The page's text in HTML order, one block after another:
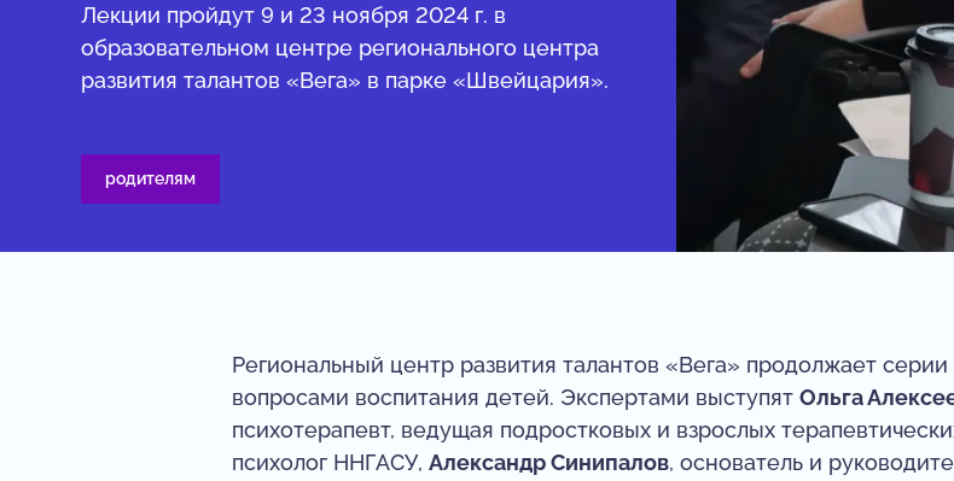
Лекции пройдут 9 и 23 ноября 2024 г. в
образовательном центре регионального центра
развития талантов «Вега» в парке «Швейцария».
родителям
Региональный центр развития талантов «Вега» продолжает
вопросами воспитания детей. Экспертами выступят Ольга
психотерапевт, ведущая подростковых и взрослых
психолог ННГАСУ, Александр Синипалов, основатель и